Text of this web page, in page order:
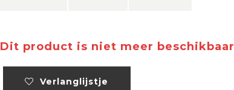
Dit product is niet meer beschikbaar
Verlanglijstje